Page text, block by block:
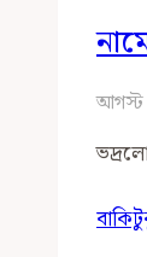
আগস্ট